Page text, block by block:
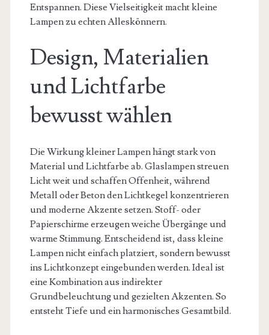
Entspannen. Diese Vielseitigkeit macht kleine
Lampen zu echten Alleskönnern.
Design, Materialien
und Lichtfarbe
bewusst wählen
Die Wirkung kleiner Lampen hängt stark von
Material und Lichtfarbe ab. Glaslampen streuen
Licht weit und schaffen Offenheit, während
Metall oder Beton den Lichtkegel konzentrieren
und moderne Akzente setzen. Stoff- oder
Papierschirme erzeugen weiche Übergänge und
warme Stimmung. Entscheidend ist, dass kleine
Lampen nicht einfach platziert, sondern bewusst
ins Lichtkonzept eingebunden werden. Ideal ist
eine Kombination aus indirekter
Grundbeleuchtung und gezielten Akzenten. So
entsteht Tiefe und ein harmonisches Gesamtbild.